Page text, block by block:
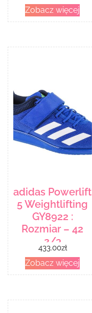
Zobacz więcej
adidas Powerlift
5 Weightlifting
GY8922 :
Rozmiar – 42
2/3
433.00zł
Zobacz więcej